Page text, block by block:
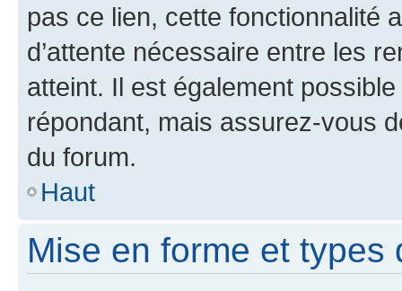
pas ce lien, cette fonctionnalité
d’attente nécessaire entre les
atteint. Il est également
répondant, mais assurez-vous
du forum.
Haut
Mise en forme et types